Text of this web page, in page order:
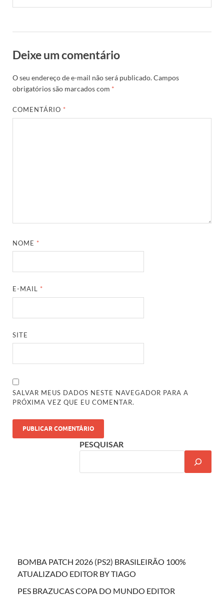
Deixe um comentário
O seu endereço de e-mail não será publicado.Campos
obrigatórios são marcados com *
COMENTÁRIO *
NOME *
E-MAIL *
SITE
SALVAR MEUS DADOS NESTE NAVEGADOR PARA A
PRÓXIMA VEZ QUE EU COMENTAR.
PESQUISAR
BOMBA PATCH 2026 (PS2) BRASILEIRÃO 100%
ATUALIZADO EDITOR BY TIAGO
PES BRAZUCAS COPA DO MUNDO EDITOR